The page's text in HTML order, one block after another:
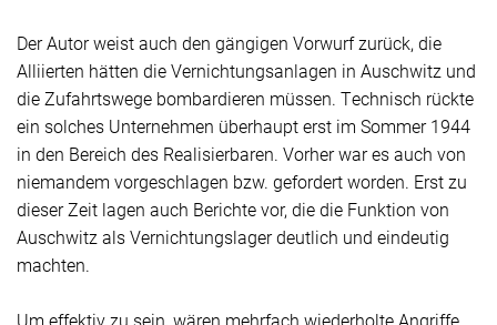
Der Autor weist auch den gängigen Vorwurf zurück, die
Alliierten hätten die Vernichtungsanlagen in Auschwitz und
die Zufahrtswege bombardieren müssen. Technisch rückte
ein solches Unternehmen überhaupt erst im Sommer 1944
in den Bereich des Realisierbaren. Vorher war es auch von
niemandem vorgeschlagen bzw. gefordert worden. Erst zu
dieser Zeit lagen auch Berichte vor, die die Funktion von
Auschwitz als Vernichtungslager deutlich und eindeutig
machten.
Um effektiv zu sein, wären mehrfach wiederholte Angriffe